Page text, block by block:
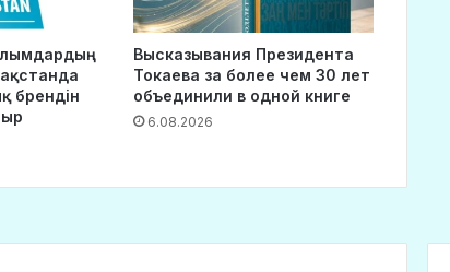
брендін
Высказывания Президента
Токаева за более чем 30 лет
объединили в одной книге
6.08.2026